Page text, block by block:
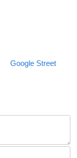
Google Street